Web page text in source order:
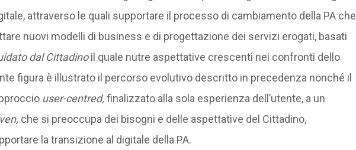
attraverso le quali supportare il processo di cambiamento della PA che
nuovi modelli di business e di progettazione dei servizi erogati, basati
dal Cittadinoil quale nutre aspettative crescenti nei confronti dello
figura è illustrato il percorso evolutivo descritto in precedenza nonché il
user-centred, finalizzato alla sola esperienza dell’utente, a un
che si preoccupa dei bisogni e delle aspettative del Cittadino,
la transizione al digitale della PA.